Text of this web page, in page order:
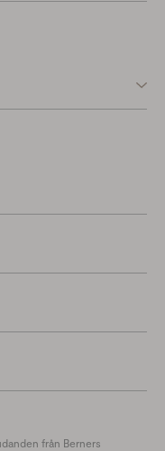
från Berners